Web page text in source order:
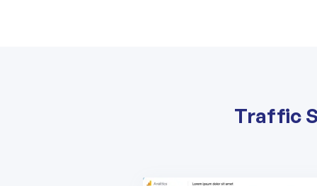
Traffic